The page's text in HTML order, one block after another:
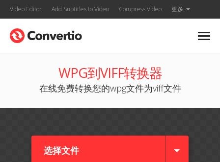
Video Editor Add Subtitles to Video Compress Video 更多
WPG到VIFF转换器
在线免费转换您的wpg文件为viff文件
选择文件